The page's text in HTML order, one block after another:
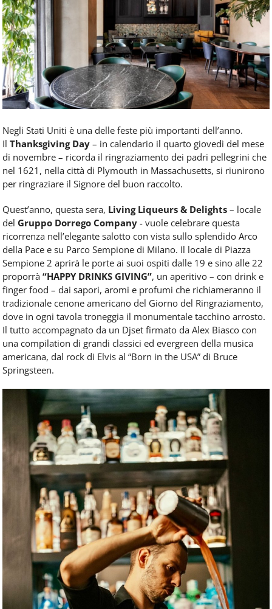
comparto
Horeca.
Negli Stati Uniti è una delle feste più importanti dell’anno.
Il Thanksgiving Day – in calendario il quarto giovedì del mese
di novembre – ricorda il ringraziamento dei padri pellegrini che
nel 1621, nella città di Plymouth in Massachusetts, si riunirono
per ringraziare il Signore del buon raccolto.
Quest’anno, questa sera, Living Liqueurs & Delights – locale
del Gruppo Dorrego Company - vuole celebrare questa
ricorrenza nell’elegante salotto con vista sullo splendido Arco
della Pace e su Parco Sempione di Milano. Il locale di Piazza
Sempione 2 aprirà le porte ai suoi ospiti dalle 19 e sino alle 22
proporrà “HAPPY DRINKS GIVING”, un aperitivo – con drink e
finger food – dai sapori, aromi e profumi che richiameranno il
tradizionale cenone americano del Giorno del Ringraziamento,
dove in ogni tavola troneggia il monumentale tacchino arrosto.
Il tutto accompagnato da un Djset firmato da Alex Biasco con
una compilation di grandi classici ed evergreen della musica
americana, dal rock di Elvis al “Born in the USA” di Bruce
Springsteen.